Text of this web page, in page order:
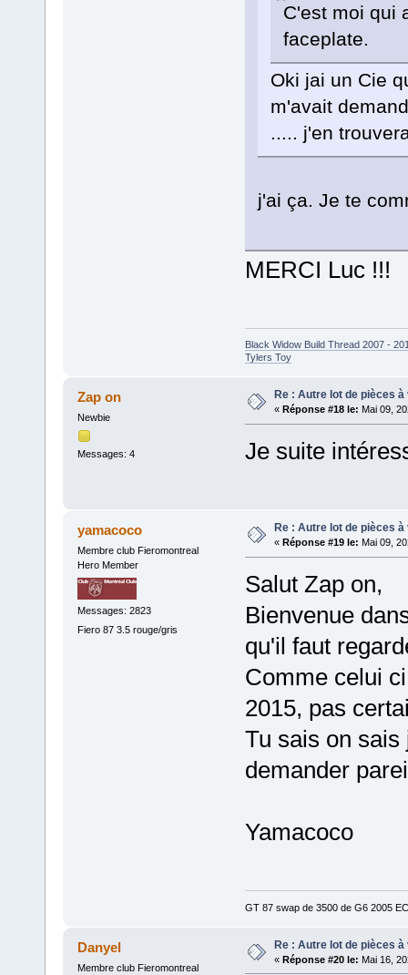
C'est moi qui
faceplate.
Oki jai un Cie
m'avait
..... j'en
j'ai ça. Je te
MERCI Luc !!!
Black Widow Build Thread 2007 -
Tylers Toy
Zap on
Newbie
Messages: 4
Re : Autre lot de pièces à
« Réponse #18 le: Mai 09,
Je suite
yamacoco
Membre club Fieromontreal
Hero Member
Messages: 2823
Fiero 87 3.5 rouge/gris
Re : Autre lot de pièces à
« Réponse #19 le: Mai 09,
Salut Zap on,
Bienvenue
qu'il faut
Comme celui
2015, pas
Tu sais on
demander
Yamacoco
GT 87 swap de 3500 de G6 2005
Danyel
Membre club Fieromontreal
Re : Autre lot de pièces à
« Réponse #20 le: Mai 16,